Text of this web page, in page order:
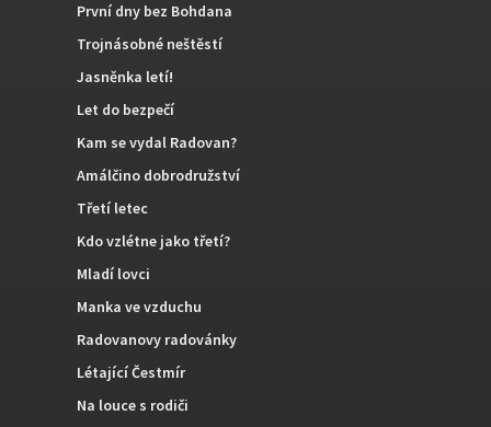
První dny bez Bohdana
Trojnásobné neštěstí
Jasněnka letí!
Let do bezpečí
Kam se vydal Radovan?
Amálčino dobrodružství
Třetí letec
Kdo vzlétne jako třetí?
Mladí lovci
Manka ve vzduchu
Radovanovy radovánky
Létající Čestmír
Na louce s rodiči